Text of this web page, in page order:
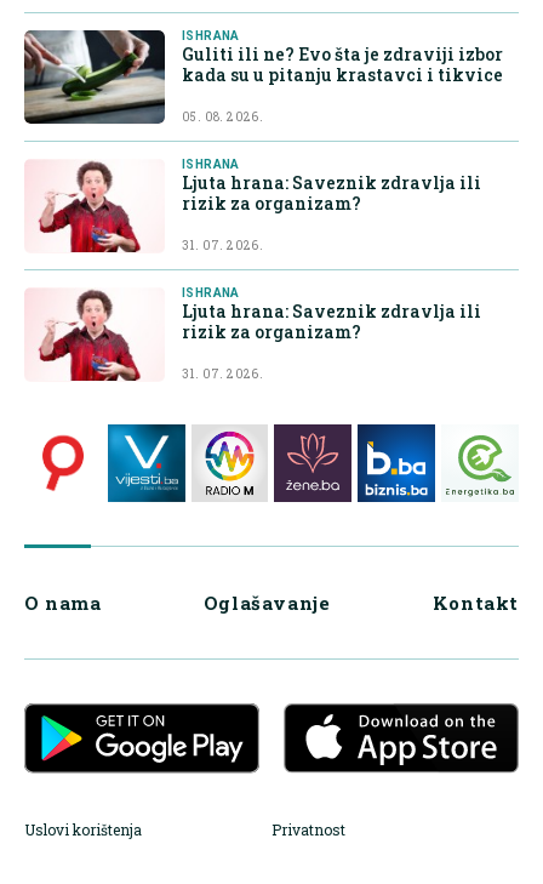
ISHRANA
Guliti ili ne? Evo šta je zdraviji izbor
kada su u pitanju krastavci i tikvice
05. 08. 2026.
ISHRANA
Ljuta hrana: Saveznik zdravlja ili
rizik za organizam?
31. 07. 2026.
ISHRANA
Ljuta hrana: Saveznik zdravlja ili
rizik za organizam?
31. 07. 2026.
O nama Oglašavanje Kontakt
Uslovi korištenja Privatnost